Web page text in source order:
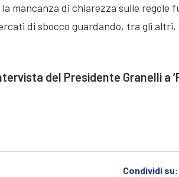
mancanza di chiarezza sulle regole
di sbocco guardando, tra gli altri,
del Presidente Granelli a
Condividi su: